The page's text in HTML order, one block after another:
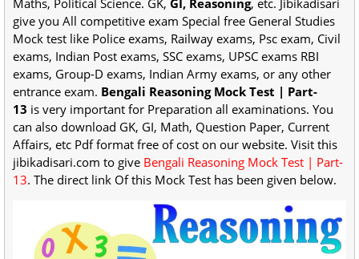
Maths, Political Science. GK, GI, Reasoning, etc. Jibikadisari
give you All competitive exam Special free General Studies
Mock test like Police exams, Railway exams, Psc exam, Civil
exams, Indian Post exams, SSC exams, UPSC exams RBI
exams, Group-D exams, Indian Army exams, or any other
entrance exam. Bengali Reasoning Mock Test | Part-
13 is very important for Preparation all examinations. You
can also download GK, GI, Math, Question Paper, Current
Affairs, etc Pdf format free of cost on our website. Visit this
jibikadisari.com to give Bengali Reasoning Mock Test | Part-
13. The direct link Of this Mock Test has been given below.